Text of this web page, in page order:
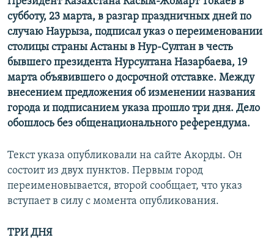
субботу, 23 марта, в разгар праздничных дней по
случаю Наурыза, подписал указ о переименовании
столицы страны Астаны в Нур-Султан в честь
бывшего президента Нурсултана Назарбаева, 19
марта объявившего о досрочной отставке. Между
внесением предложения об изменении названия
города и подписанием указа прошло три дня. Дело
обошлось без общенационального референдума.
Текст указа опубликовали на сайте Акорды. Он
состоит из двух пунктов. Первым город
переименовывается, второй сообщает, что указ
вступает в силу с момента опубликования.
ТРИ ДНЯ